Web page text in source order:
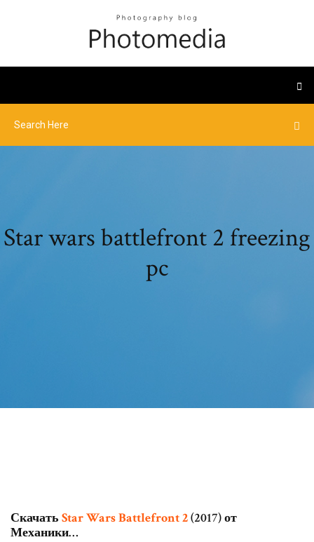
Star wars battlefront 2 freezing
pc
Скачать StarWarsBattlefront2(2017) от
Механики…